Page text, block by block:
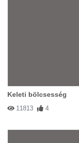
Keleti bölcsesség
11813 4